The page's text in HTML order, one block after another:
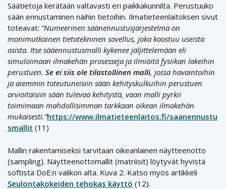
Säätietoja kerätään valtavasti eri paikkakunnilta. Perustuuko
sään ennustaminen näihin tietoihin. Ilmatieteenlaitoksen sivut
toteavat: ”Numeerinen säänennustusjärjestelmä on
monimutkainen tietotekninen sovellus, joka koostuu useista
osista. Itse sääennustusmalli kykenee jäljittelemään eli
simuloimaan ilmakehän prosesseja ja ilmiöitä fysiikan lakeihin
perustuen. Se ei siis ole tilastollinen malli, jossa havaintoihin
ja aiemmin toteutuneisiin sään kehityskulkuihin perustuen
arvioitaisiin sään tulevaa kehitystä, vaan malli pyrkii
toimimaan mahdollisimman tarkkaan oikean ilmakehän
mukaisesti.”https://www.ilmatieteenlaitos.fi/saanennustu
smallit (11)
Mallin rakentamiseksi tarvitaan oikeanlainen näytteenotto
(sampling). Näytteenottomallit (matriisit) löytyvät hyvistä
softista DoE:n valikon alta. Kuva 2. Katso myös artikkeli
Seulontakokeiden tehokas käyttö (12).